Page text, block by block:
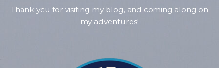
Thank you for visiting my blog, and coming along on
my adventures!